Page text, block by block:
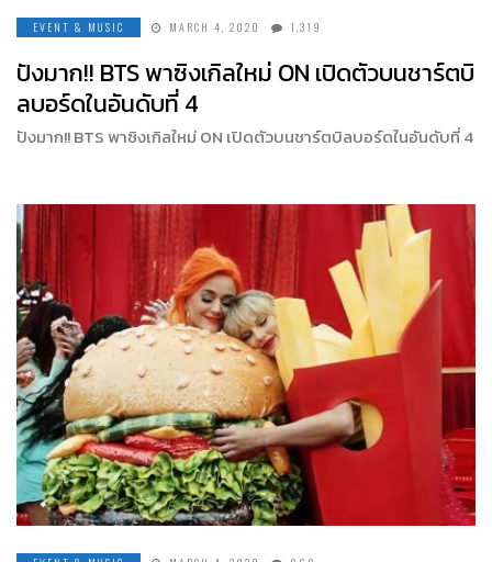
EVENT & MUSIC MARCH 4, 2020 1,319
ปังมาก!! BTS พาซิงเกิลใหม่ ON เปิดตัวบนชาร์ตบิ
ลบอร์ดในอันดับที่ 4
ปังมาก!! BTS พาซิงเกิลใหม่ ON เปิดตัวบนชาร์ตบิลบอร์ดในอันดับที่ 4